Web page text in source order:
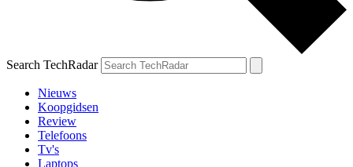
Search TechRadar
Nieuws
Koopgidsen
Review
Telefoons
Tv's
Laptops